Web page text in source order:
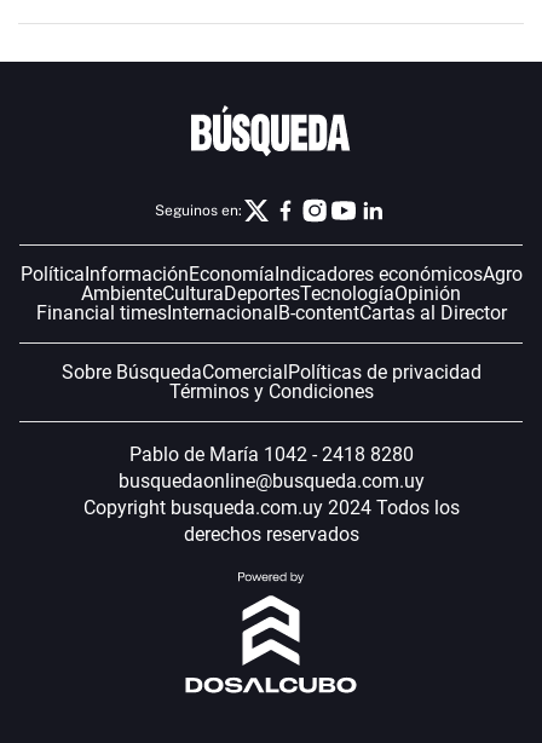
Seguinos en:
PolíticaInformaciónEconomíaIndicadores económicosAgro
AmbienteCulturaDeportesTecnologíaOpinión
Financial timesInternacionalB-contentCartas al Director
Sobre BúsquedaComercialPolíticas de privacidad
Términos y Condiciones
Pablo de María 1042 - 2418 8280
busquedaonline@busqueda.com.uy
Copyright busqueda.com.uy 2024 Todos los
derechos reservados